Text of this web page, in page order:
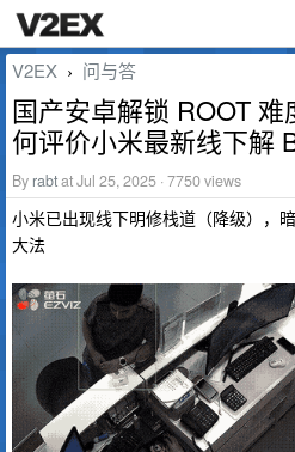
V2EX › 问与答
国产安卓解锁 ROOT
何评价小米最新线下解
By rabtat Jul 25, 2025 · 7750 views
小米已出现线下明修栈道（降级），
大法